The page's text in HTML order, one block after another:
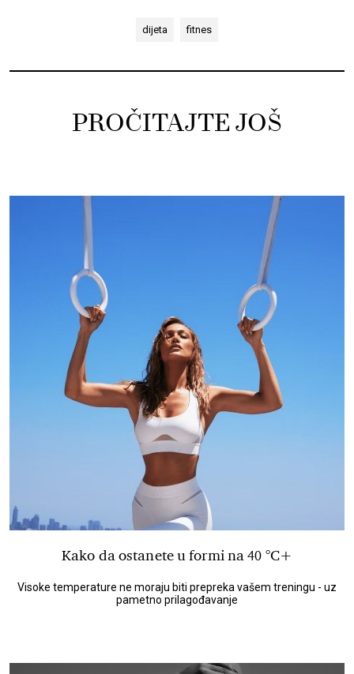
dijeta fitnes
PROČITAJTE JOŠ
Kako da ostanete u formi na 40 °C+
Visoke temperature ne moraju biti prepreka vašem treningu - uz
pametno prilagođavanje